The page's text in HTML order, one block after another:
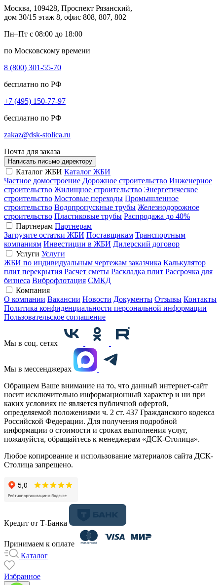
Москва, 109428, Проспект Рязанский,
дом 30/15 этаж 8, офис 808, 807, 802
Пн–Пт с 08:00 до 18:00
по Московскому времени
8 (800) 301-55-70
бесплатно по РФ
+7 (495) 150-77-97
бесплатно по РФ
zakaz@dsk-stolica.ru
Почта для заказа
Написать письмо директору
Каталог ЖБИ Каталог ЖБИ
Частное домостроение Дорожное строительство Инженерное
строительство Жилищное строительство Энергетическое
строительство Мостовые переходы Промышленное
строительство Водопропускные трубы Железнодорожное
строительство Пластиковые трубы Распродажа до 40%
Партнерам Партнерам
Загрузите остатки ЖБИ Поставщикам Транспортным
компаниям Инвестиции в ЖБИ Дилерский договор
Услуги Услуги
ЖБИ по индивидуальным чертежам заказчика Калькулятор
плит перекрытия Расчет сметы Раскладка плит Рассрочка для
бизнеса Виброфлотация СМКД
Компания
О компании Вакансии Новости Документы Отзывы Контакты
Политика конфиденциальности персональной информации
Пользовательское соглашение
Мы в соц. сетях
Мы в мессенджерах
Обращаем Ваше внимание на то, что данный интернет-сайт
носит исключительно информационный характер и ни при
каких условиях не является публичной офертой,
определяемой положениями ч. 2 ст. 437 Гражданского кодекса
Российской Федерации. Для получения подробной
информации о стоимости и сроках выполнения услуг,
пожалуйста, обращайтесь к менеджерам «ДСК-Столица».
Любое копирование и использование материалов сайта ДСК-
Столица запрещено.
Кредит от Т-Банка
Принимаем к оплате
Каталог
Избранное